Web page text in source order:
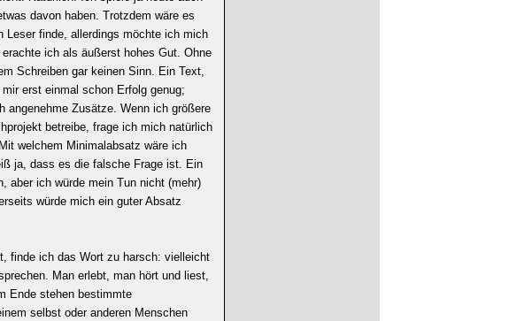
davon haben. Trotzdem wäre es
Leser finde, allerdings möchte ich mich
ich als äußerst hohes Gut. Ohne
Schreiben gar keinen Sinn. Ein Text,
erst einmal schon Erfolg genug;
angenehme Zusätze. Wenn ich größere
betreibe, frage ich mich natürlich
welchem Minimalabsatz wäre ich
ja, dass es die falsche Frage ist. Ein
aber ich würde mein Tun nicht (mehr)
würde mich ein guter Absatz
finde ich das Wort zu harsch: vielleicht
Man erlebt, man hört und liest,
Ende stehen bestimmte
selbst oder anderen Menschen